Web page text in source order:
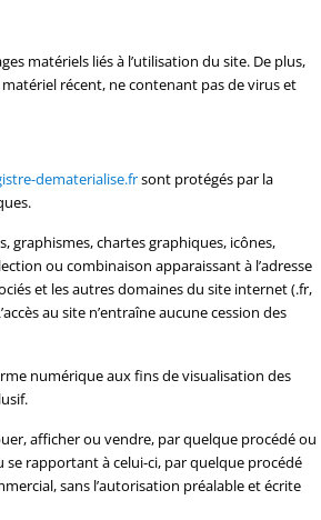
matériels liés à l’utilisation du site. De plus,
matériel récent, ne contenant pas de virus et
dematerialise.frsont protégés par la
graphismes, chartes graphiques, icônes,
ou combinaison apparaissant à l’adresse
et les autres domaines du site internet (.fr,
au site n’entraîne aucune cession des
numérique aux fins de visualisation des
afficher ou vendre, par quelque procédé ou
rapportant à celui-ci, par quelque procédé
sans l’autorisation préalable et écrite